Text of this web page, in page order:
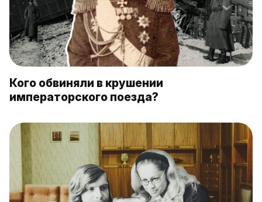
Кого обвиняли в крушении
императорского поезда?